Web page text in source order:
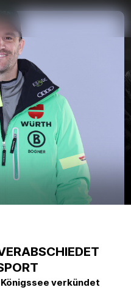
verkündet